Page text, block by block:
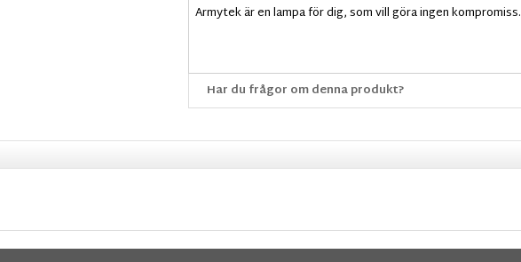
Armytek är en lampa för dig, som vill göra ingen kompromiss.
Har du frågor om denna produkt?